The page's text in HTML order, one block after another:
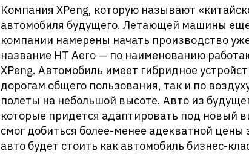
Компания XPeng, которую называют
автомобиля будущего. Летающей машины
компании намерены начать производство
название HT Aero — по наименованию
XPeng. Автомобиль имеет гибридное
дорогам общего пользования, так и по
полеты на небольшой высоте. Авто из
которые придется адаптировать под новый
смог добиться более-менее адекватной
авто будет стоить как автомобиль бизнес-